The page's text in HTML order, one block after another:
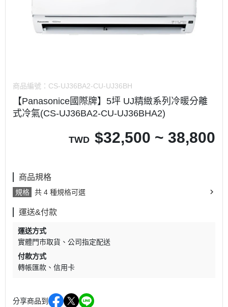
商品編號： CS-UJ36BA2-CU-UJ36BH
【Panasonice國際牌】5坪 UJ精緻系列冷暖分離
式冷氣(CS-UJ36BA2-CU-UJ36BHA2)
TWD $32,500 ~ 38,800
商品規格
規格 共 4 種規格可選
運送&付款
運送方式
實體門市取貨
公司指定配送
付款方式
轉帳匯款
信用卡
分享商品到